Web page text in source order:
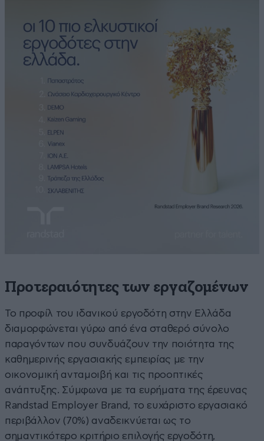
Προτεραιότητες των εργαζομένων
Το προφίλ του ιδανικού εργοδότη στην Ελλάδα
διαμορφώνεται γύρω από ένα σταθερό σύνολο
παραγόντων που συνδυάζουν την ποιότητα της
καθημερινής εργασιακής εμπειρίας με την
οικονομική ανταμοιβή και τις προοπτικές
ανάπτυξης. Σύμφωνα με τα ευρήματα της έρευνας
Randstad Employer Brand, το ευχάριστο εργασιακό
περιβάλλον (70%) αναδεικνύεται ως το
σημαντικότερο κριτήριο επιλογής εργοδότη,